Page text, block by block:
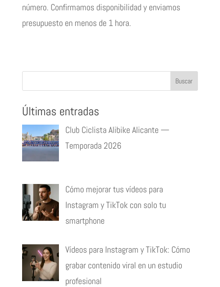
número. Confirmamos disponibilidad y enviamos
presupuesto en menos de 1 hora.
Últimas entradas
Club Ciclista Alibike Alicante —
Temporada 2026
Cómo mejorar tus vídeos para
Instagram y TikTok con solo tu
smartphone
Vídeos para Instagram y TikTok: Cómo
grabar contenido viral en un estudio
profesional